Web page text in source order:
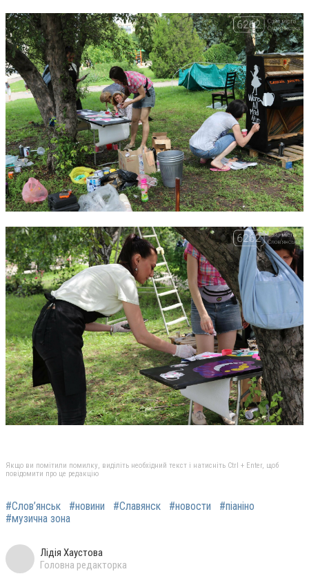
Якщо ви помітили помилку, виділіть необхідний текст і натисніть Ctrl + Enter, щоб
повідомити про це редакцію
#Слов’янськ #новини #Славянск #новости
#піаніно
#музична зона
Лідія Хаустова
Головна редакторка